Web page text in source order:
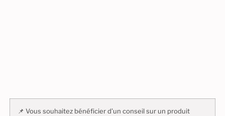
📌 Vous souhaitez bénéficier d’un conseil sur un produit